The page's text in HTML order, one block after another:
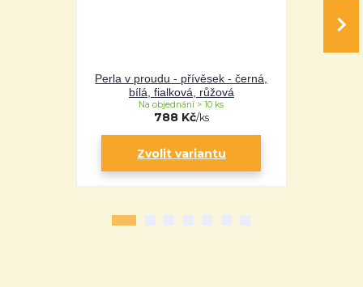
Perla v proudu - přívěsek - černá,
bílá, fialková, růžová
788 Kč/ks
Na objednání > 10 ks
Zvolit variantu